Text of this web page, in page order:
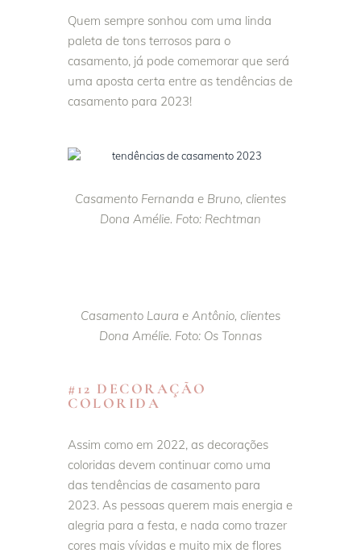
Quem sempre sonhou com uma linda
paleta de tons terrosos para o
casamento, já pode comemorar que será
uma aposta certa entre as tendências de
casamento para 2023!
Casamento Fernanda e Bruno, clientes
Dona Amélie. Foto: Rechtman
Casamento Laura e Antônio, clientes
Dona Amélie. Foto: Os Tonnas
#12 DECORAÇÃO
COLORIDA
Assim como em 2022, as decorações
coloridas devem continuar como uma
das tendências de casamento para
2023. As pessoas querem mais energia e
alegria para a festa, e nada como trazer
cores mais vívidas e muito mix de flores